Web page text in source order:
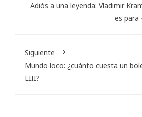
Adiós a una leyenda: Vladimir
es para
Siguiente
Mundo loco: ¿cuánto cuesta un
LIII?